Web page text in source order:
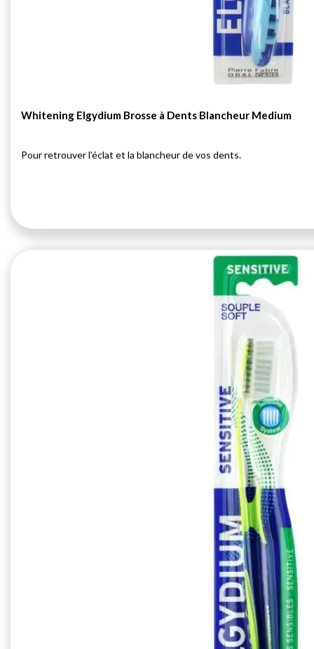
Whitening Elgydium Brosse à Dents Blancheur Medium
Pour retrouver l'éclat et la blancheur de vos dents.